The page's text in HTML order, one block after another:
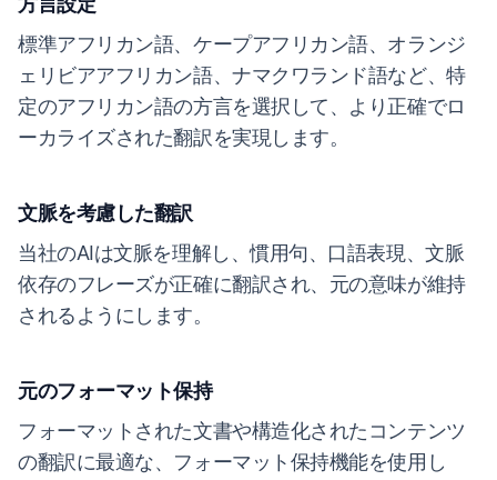
標準アフリカン語、ケープアフリカン語、オランジ
ェリビアアフリカン語、ナマクワランド語など、特
定のアフリカン語の方言を選択して、より正確でロ
ーカライズされた翻訳を実現します。
文脈を考慮した翻訳
当社のAIは文脈を理解し、慣用句、口語表現、文脈
依存のフレーズが正確に翻訳され、元の意味が維持
されるようにします。
元のフォーマット保持
フォーマットされた文書や構造化されたコンテンツ
の翻訳に最適な、フォーマット保持機能を使用し